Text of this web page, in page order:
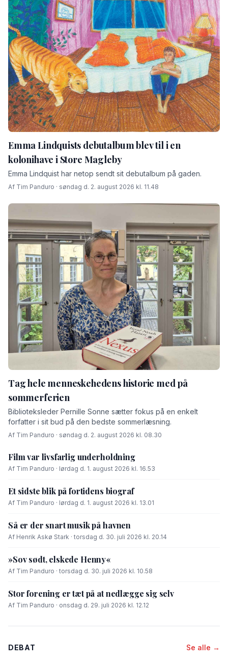
Emma Lindquists debutalbum blev til i en
kolonihave i Store Magleby
Emma Lindquist har netop sendt sit debutalbum på gaden.
Af Tim Panduro · søndag d. 2. august 2026 kl. 11.48
Tag hele menneskehedens historie med på
sommerferien
Biblioteksleder Pernille Sonne sætter fokus på en enkelt
forfatter i sit bud på den bedste sommerlæsning.
Af Tim Panduro · søndag d. 2. august 2026 kl. 08.30
Film var livsfarlig underholdning
Af Tim Panduro · lørdag d. 1. august 2026 kl. 16.53
Et sidste blik på fortidens biograf
Af Tim Panduro · lørdag d. 1. august 2026 kl. 13.01
Så er der snart musik på havnen
Af Henrik Askø Stark · torsdag d. 30. juli 2026 kl. 20.14
»Sov sødt, elskede Henny«
Af Tim Panduro · torsdag d. 30. juli 2026 kl. 10.58
Stor forening er tæt på at nedlægge sig selv
Af Tim Panduro · onsdag d. 29. juli 2026 kl. 12.12
DEBAT Se alle →